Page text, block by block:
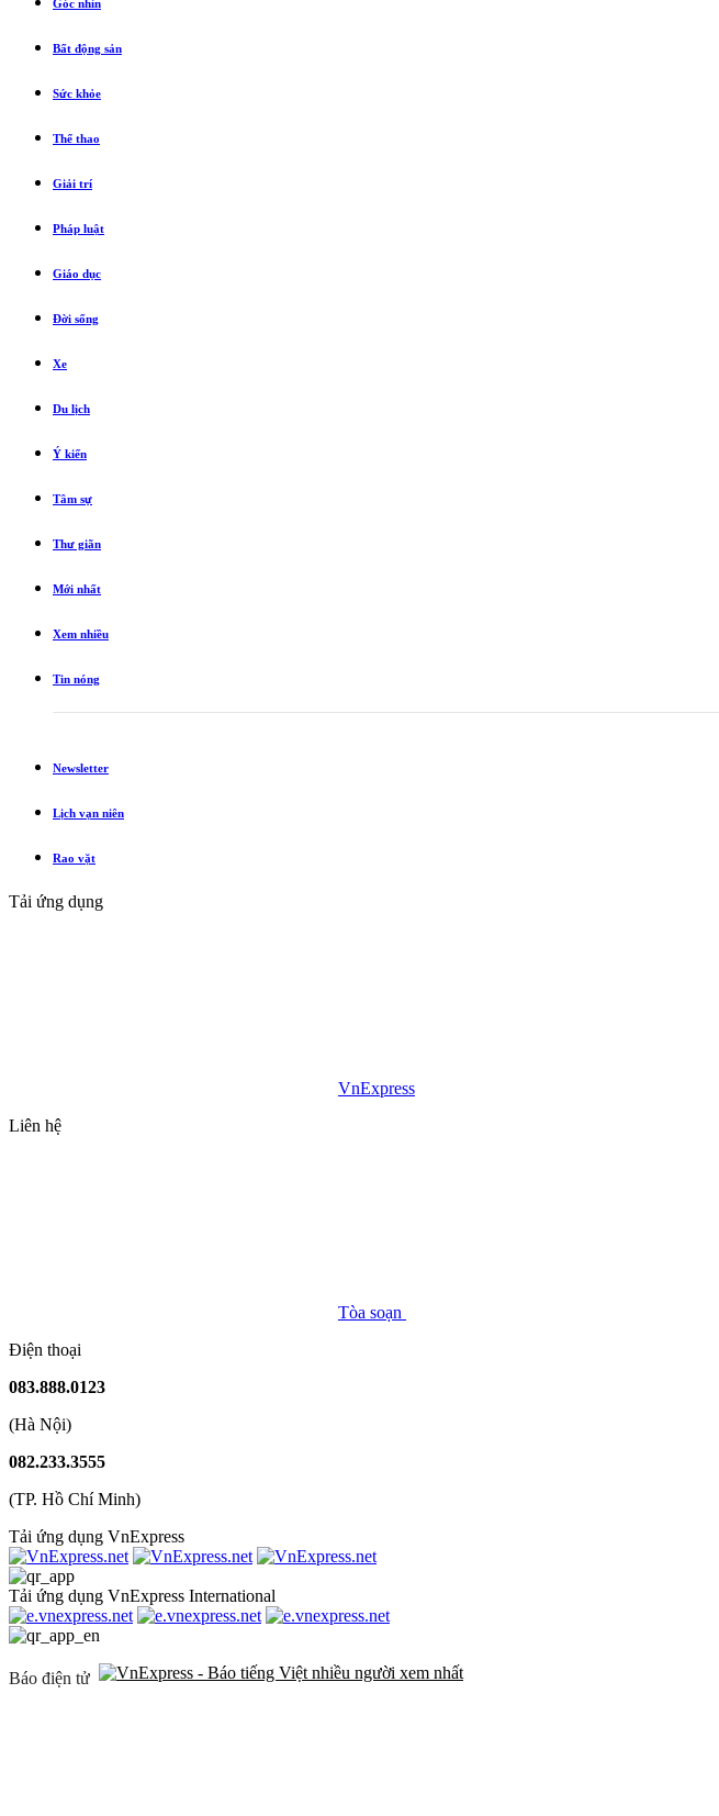
Góc nhìn
Bất động sản
Sức khỏe
Thể thao
Giải trí
Pháp luật
Giáo dục
Đời sống
Xe
Du lịch
Ý kiến
Tâm sự
Thư giãn
Mới nhất
Xem nhiều
Tin nóng
Newsletter
Lịch vạn niên
Rao vặt
Tải ứng dụng
VnExpress
Liên hệ
Tòa soạn
Điện thoại
083.888.0123
(Hà Nội)
082.233.3555
(TP. Hồ Chí Minh)
Tải ứng dụng VnExpress
Tải ứng dụng VnExpress International
Báo điện tử